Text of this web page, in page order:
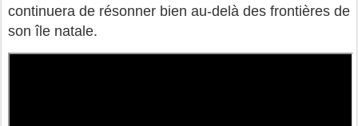
continuera de résonner bien au-delà des frontières de
son île natale.